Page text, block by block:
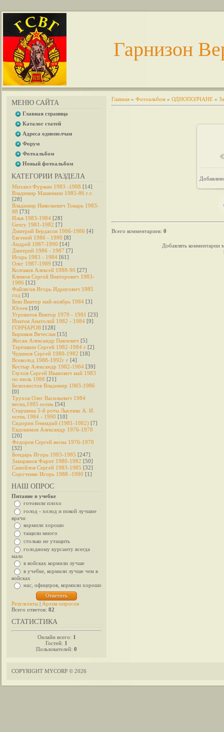
Гарнизон
МЕНЮ САЙТА
Главная страница
Каталог статей
Адреса однополчан
Форум
Фотоальбом
Новый фотоальбом
КАТЕГОРИИ РАЗДЕЛА
Михаил Фурман 1983 -1988 [14]
Владимир Машенкин 1985-86 г.г.
[28]
Владимир Николаевич Токарь 1983-
88 [73]
Илья 1983-1984 [28]
Genry 1981-1982 [7]
Дмитрий Бердасов 1986-1986 [4]
Евгений 1986 - 1990 [8]
Андрей 1987-1990 [14]
Дмитрий 1986 - 1987 [7]
Игорь 1983 - 1984 [61]
Олег 1987-1989 [32]
Колтаков Алексей 1988-90 [27]
Климов Сергей Викторович 1983-
1986 [12]
Файлясов Игорь Идрисович 1985
год [3]
Бевз Виктор май-ноябрь 1984 [3]
Юсеев [19]
Угроватов Виктор 1979 - 1981 [23]
Ипатов Анатолий 1982 - 1984 [9]
ГОНЧАРОВ [128]
Бирюков Вячеслав [15]
Жосан Александр Павлович [5]
Терёшкин Сергей 1982-1984 г [2]
Чудинов Сергей 1980-1982 [18]
Всеволод 1988-1992г г [4]
Костыр Александр 1982-1984 [39]
Глухов Сергей Иванович май 1983
по июль 1988 [21]
Белохвостов Владимир 1983-1986
[0]
Трухов Олег Васильевич 1984
весна,1985 осень [54]
Старшина 5-й роты Лысенко А. И.
осень 1984 - 1990 [10]
Сидорин Геннадий (1981-1982) [7]
Евдокимов Александр 1976-1978
[20]
Федоров Cергей весна 1976-1978
[32]
Бондарь Игорь 1983-1985 [247]
Закирянов Фарит 1980-1982 [50]
Самойлов Сергей 1983-1985 [32]
Сороченко Игорь 1988 -1990 [1]
НАШ ОПРОС
Питание в учебке
готовили плохо
голод - холод и покой лучшие
врачи
кормили хорошо
тащили много
столько не утащить
голодному курсанту всегда
мало
в войсках кормили лучше
в учебке, кормили лучше чем в
войсках
нас, офицеров, кормили хорошо
Результаты | Архив опросов
Всего ответов: 82
СТАТИСТИКА
Онлайн всего: 1
Гостей: 1
Пользователей: 0
Главная » Фотоальбом » ОДНОПОЛЧАНЕ »
Всего комментариев: 0
Добавлять комментарии
COPYRIGHT MYCORP © 2026